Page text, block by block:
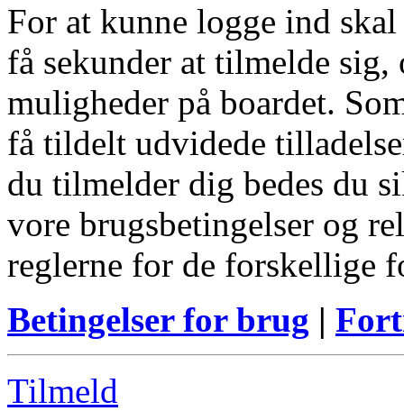
For at kunne logge ind
få sekunder at tilmelde
muligheder på boardet.
få tildelt udvidede
du tilmelder dig bedes du
vore brugsbetingelser og
reglerne for de forskellige
Betingelser for brug |
Tilmeld